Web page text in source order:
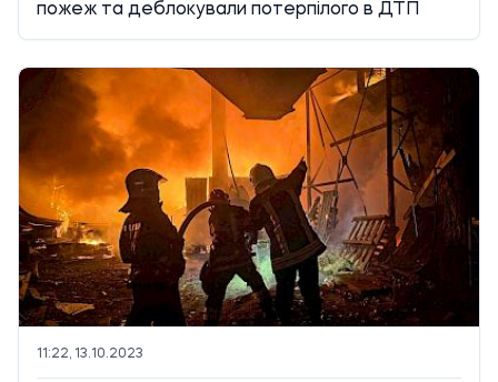
пожеж та деблокували потерпілого в ДТП
11:22, 13.10.2023